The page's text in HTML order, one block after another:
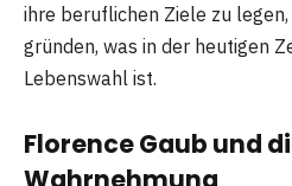
ihre beruflichen Ziele zu
gründen, was in der heutigen
Lebenswahl ist.
Florence Gaub und